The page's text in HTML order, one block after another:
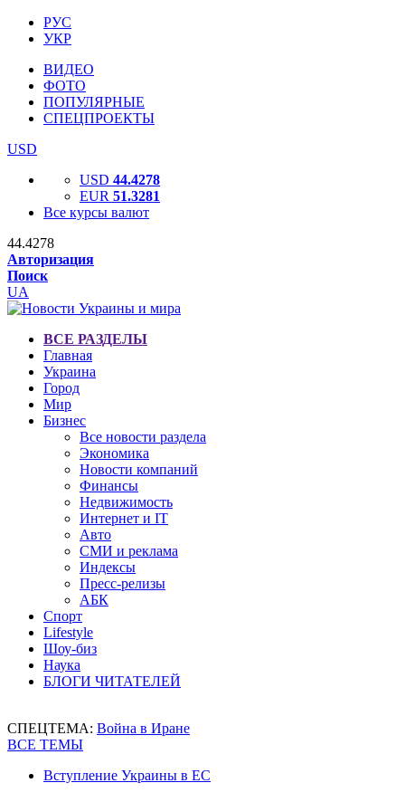
РУС
УКР
ВИДЕО
ФОТО
ПОПУЛЯРНЫЕ
СПЕЦПРОЕКТЫ
USD
USD 44.4278
EUR 51.3281
Все курсы валют
44.4278
Авторизация
Поиск
UA
ВСЕ РАЗДЕЛЫ
Главная
Украина
Город
Мир
Бизнес
Все новости раздела
Экономика
Новости компаний
Финансы
Недвижимость
Интернет и IT
Авто
СМИ и реклама
Индексы
Пресс-релизы
АБК
Спорт
Lifestyle
Шоу-биз
Наука
БЛОГИ ЧИТАТЕЛЕЙ
СПЕЦТЕМА: Война в Иране
ВСЕ ТЕМЫ
Вступление Украины в ЕС